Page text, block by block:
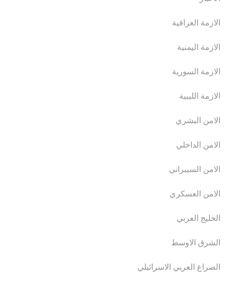
الازمة العراقية
الازمة اليمنية
الازمة السورية
الازمة الليبية
الامن البشري
الامن الداخلي
الامن السيبراني
الامن العسكري
الخليج العربي
الشرق الاوسط
الصراع العربي الاسرائيلي